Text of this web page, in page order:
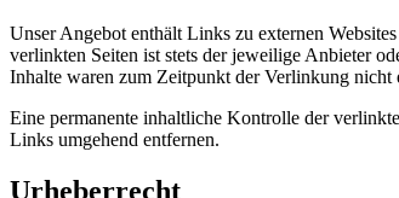
Unser Angebot enthält Links zu externen
verlinkten Seiten ist stets der jeweilige Anbieter
Inhalte waren zum Zeitpunkt der Verlinkung nicht
Eine permanente inhaltliche Kontrolle der
Links umgehend entfernen.
Urheberrecht